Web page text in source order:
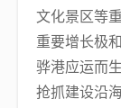
文化景区等
重要增长极
骅港应运而
抢抓建设沿